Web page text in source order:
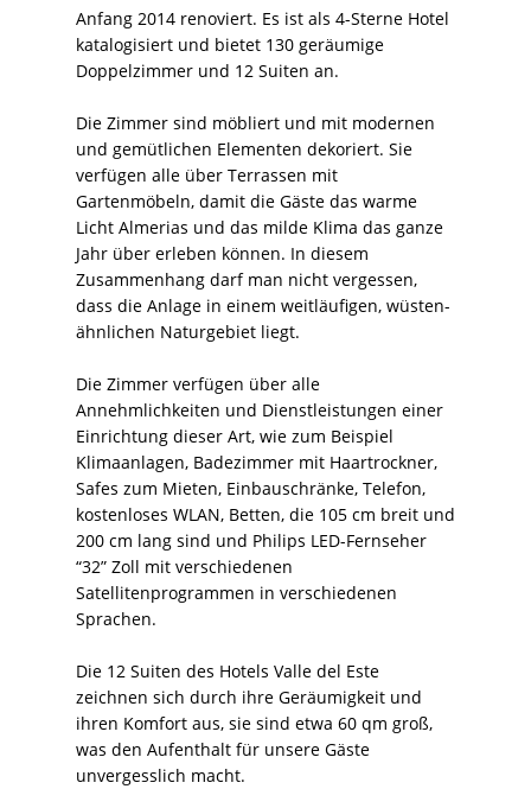
Anfang 2014 renoviert. Es ist als 4-Sterne Hotel
katalogisiert und bietet 130 geräumige
Doppelzimmer und 12 Suiten an.
Die Zimmer sind möbliert und mit modernen
und gemütlichen Elementen dekoriert. Sie
verfügen alle über Terrassen mit
Gartenmöbeln, damit die Gäste das warme
Licht Almerias und das milde Klima das ganze
Jahr über erleben können. In diesem
Zusammenhang darf man nicht vergessen,
dass die Anlage in einem weitläufigen, wüsten-
ähnlichen Naturgebiet liegt.
Die Zimmer verfügen über alle
Annehmlichkeiten und Dienstleistungen einer
Einrichtung dieser Art, wie zum Beispiel
Klimaanlagen, Badezimmer mit Haartrockner,
Safes zum Mieten, Einbauschränke, Telefon,
kostenloses WLAN, Betten, die 105 cm breit und
200 cm lang sind und Philips LED-Fernseher
“32” Zoll mit verschiedenen
Satellitenprogrammen in verschiedenen
Sprachen.
Die 12 Suiten des Hotels Valle del Este
zeichnen sich durch ihre Geräumigkeit und
ihren Komfort aus, sie sind etwa 60 qm groß,
was den Aufenthalt für unsere Gäste
unvergesslich macht.